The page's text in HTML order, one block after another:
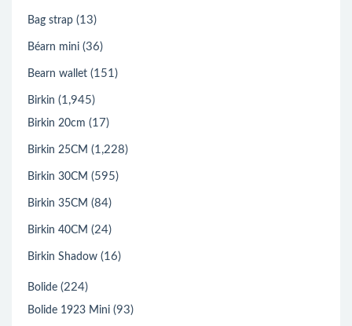
Bag strap (13)
Béarn mini (36)
Bearn wallet (151)
Birkin (1,945)
Birkin 20cm (17)
Birkin 25CM (1,228)
Birkin 30CM (595)
Birkin 35CM (84)
Birkin 40CM (24)
Birkin Shadow (16)
Bolide (224)
Bolide 1923 Mini (93)